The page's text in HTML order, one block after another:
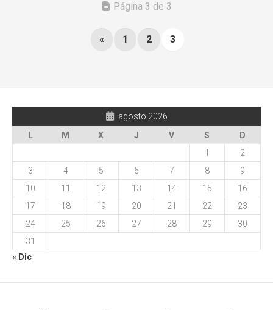
Página 3 de 3
« 1 2 3
agosto 2026
L
M X J V S
D
1
2
3
4 5 6 7 8
9
10
11 12 13 14 15
16
17
18 19 20 21 22
23
24
25 26 27 28 29
30
31
« Dic